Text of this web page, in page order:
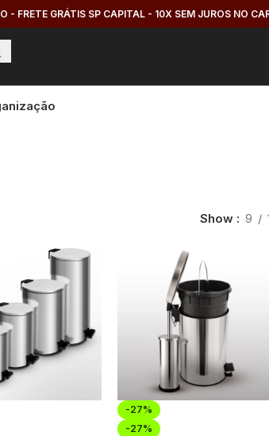
- FRETE GRÁTIS SP CAPITAL - 10X SEM JUROS NO
Show 9
-27%
-27%